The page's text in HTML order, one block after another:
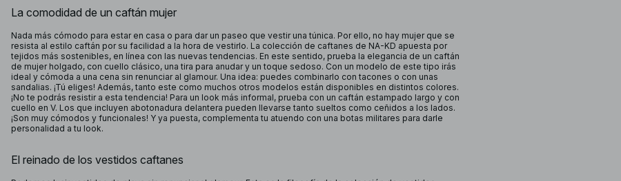
La comodidad de un caftán mujer
Nada más cómodo para estar en casa o para dar un paseo que vestir una túnica. Por ello, no hay mujer que se
resista al estilo caftán por su facilidad a la hora de vestirlo. La colección de caftanes de NA-KD apuesta por
tejidos más sostenibles, en línea con las nuevas tendencias. En este sentido, prueba la elegancia de un caftán
de mujer holgado, con cuello clásico, una tira para anudar y un toque sedoso. Con un modelo de este tipo irás
ideal y cómoda a una cena sin renunciar al glamour. Una idea: puedes combinarlo con tacones o con unas
sandalias. ¡Tú eliges! Además, tanto este como muchos otros modelos están disponibles en distintos colores.
¡No te podrás resistir a esta tendencia! Para un look más informal, prueba con un caftán estampado largo y con
cuello en V. Los que incluyen abotonadura delantera pueden llevarse tanto sueltos como ceñidos a los lados.
¡Son muy cómodos y funcionales! Y ya puesta, complementa tu atuendo con una botas militares para darle
personalidad a tu look.
El reinado de los vestidos caftanes